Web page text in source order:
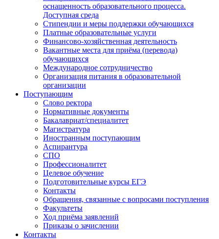
оснащенность образовательного процесса.
Доступная среда
Стипендии и меры поддержки обучающихся
Платные образовательные услуги
Финансово-хозяйственная деятельность
Вакантные места для приёма (перевода)
обучающихся
Международное сотрудничество
Организация питания в образовательной
организации
Поступающим
Слово ректора
Нормативные документы
Бакалавриат/специалитет
Магистратура
Иностранным поступающим
Аспирантура
СПО
Профессионалитет
Целевое обучение
Подготовительные курсы ЕГЭ
Контакты
Обращения, связанные с вопросами поступления
Факультеты
Ход приёма заявлений
Приказы о зачислении
Контакты